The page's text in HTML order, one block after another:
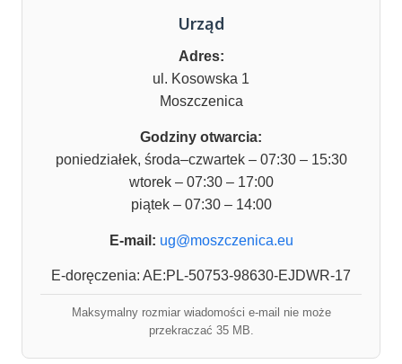
Urząd
Adres:
ul. Kosowska 1
Moszczenica
Godziny otwarcia:
poniedziałek, środa–czwartek – 07:30 – 15:30
wtorek – 07:30 – 17:00
piątek – 07:30 – 14:00
E-mail: ug@moszczenica.eu
E-doręczenia: AE:PL-50753-98630-EJDWR-17
Maksymalny rozmiar wiadomości e-mail nie może
przekraczać 35 MB.